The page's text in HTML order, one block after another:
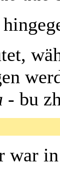
- bu
war